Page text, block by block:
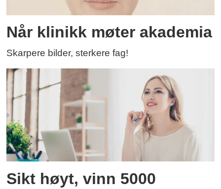
Når klinikk møter akademia
Skarpere bilder, sterkere fag!
Sikt høyt, vinn 5000